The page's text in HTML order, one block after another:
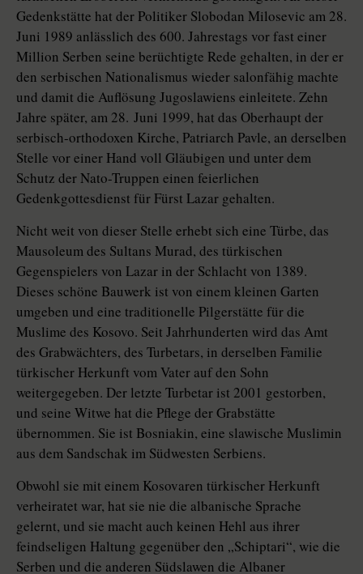
Gedenkstätte hat der Politiker Slobodan Milosevic am 28.
Juni 1989 anlässlich des 600. Jahrestags vor fast einer
Million Serben seine berüchtigte Rede gehalten, in der er
den serbischen Nationalismus wieder salonfähig machte
und damit die Auflösung Jugoslawiens einleitete. Zehn
Jahre später, am 28. Juni 1999, hat das Oberhaupt der
serbisch-orthodoxen Kirche, Patriarch Pavle, an derselben
Stelle vor einer Hand voll Gläubigen und unter dem
Schutz der Nato-Truppen einen feierlichen
Gedenkgottesdienst für Fürst Lazar gehalten.
Nicht weit von dieser Stelle erhebt sich eine Türbe, das
Mausoleum des Sultans Murad, des türkischen
Gegenspielers von Lazar in der Schlacht von 1389.
Dieses schöne Bauwerk ist von einem kleinen Garten
umgeben und eine traditionelle Pilgerstätte für die
Muslime des Kosovo. Seit Jahrhunderten wird das Amt
des Grabwächters, des Turbetars, in derselben Familie
türkischer Herkunft vom Vater auf den Sohn
weitergegeben. Der letzte Turbetar ist 2001 gestorben,
und seine Witwe hat die Pflege der Grabstätte
übernommen. Sie ist Bosniakin, eine slawische Muslimin
aus dem Sandschak im Südwesten Serbiens.
Obwohl sie mit einem Kosovaren türkischer Herkunft
verheiratet war, hat sie nie die albanische Sprache
gelernt, und sie macht auch keinen Hehl aus ihrer
feindseligen Haltung gegenüber den „Schiptari“, wie die
Serben und die anderen Südslawen die Albaner